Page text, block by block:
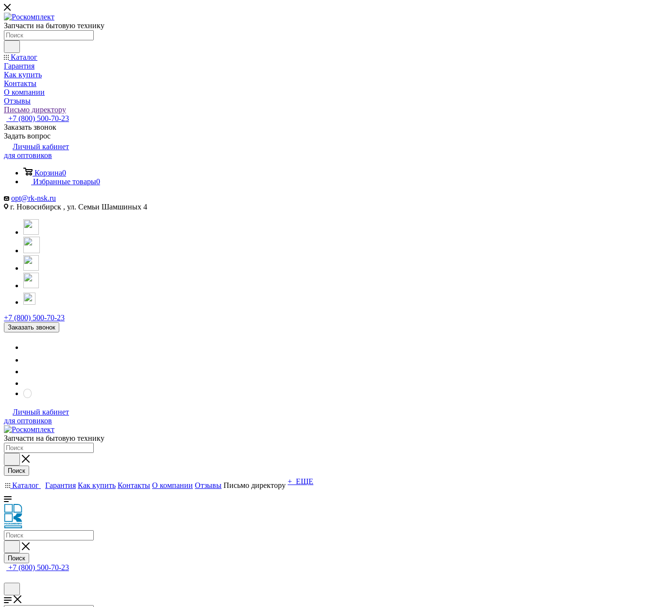
Запчасти на бытовую технику
Каталог
Гарантия
Как купить
Контакты
О компании
Отзывы
Письмо директору
+7 (800) 500-70-23
Заказать звонок
Задать вопрос
Личный кабинет
для оптовиков
Корзина0
Избранные товары0
opt@rk-nsk.ru
г. Новосибирск , ул. Семьи Шамшиных 4
+7 (800) 500-70-23
Заказать звонок
Личный кабинет
для оптовиков
Запчасти на бытовую технику
Поиск
Каталог Гарантия Как купить Контакты О компании Отзывы Письмо директору + ЕЩЕ
Поиск
+7 (800) 500-70-23